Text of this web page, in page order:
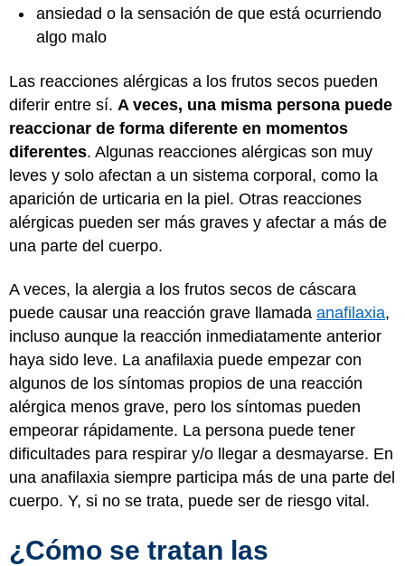
ansiedad o la sensación de que está ocurriendo
algo malo
Las reacciones alérgicas a los frutos secos pueden
diferir entre sí. A veces, una misma persona puede
reaccionar de forma diferente en momentos
diferentes. Algunas reacciones alérgicas son muy
leves y solo afectan a un sistema corporal, como la
aparición de urticaria en la piel. Otras reacciones
alérgicas pueden ser más graves y afectar a más de
una parte del cuerpo.
A veces, la alergia a los frutos secos de cáscara
puede causar una reacción grave llamada anafilaxia,
incluso aunque la reacción inmediatamente anterior
haya sido leve. La anafilaxia puede empezar con
algunos de los síntomas propios de una reacción
alérgica menos grave, pero los síntomas pueden
empeorar rápidamente. La persona puede tener
dificultades para respirar y/o llegar a desmayarse. En
una anafilaxia siempre participa más de una parte del
cuerpo. Y, si no se trata, puede ser de riesgo vital.
¿Cómo se tratan las